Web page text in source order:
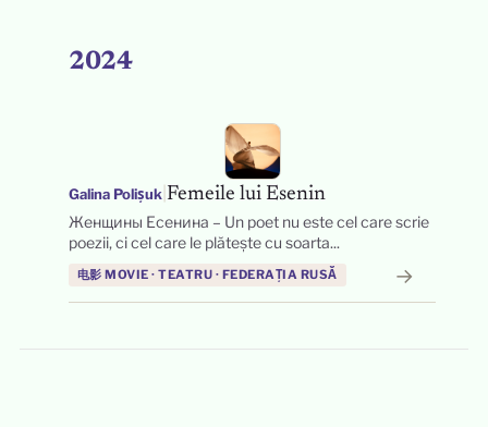
2024
Galina Polișuk| Femeile lui Esenin
Женщины Есенина – Un poet nu este cel care scrie
poezii, ci cel care le plătește cu soarta...
电影 MOVIE · TEATRU · FEDERAȚIA RUSĂ →